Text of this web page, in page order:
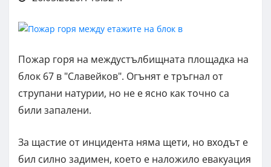
Пожар горя на междустълбищната площадка на
блок 67 в "Славейков". Огънят е тръгнал от
струпани натурии, но не е ясно как точно са
били запалени.
За щастие от инцидента няма щети, но входът е
бил силно задимен, което е наложило евакуация